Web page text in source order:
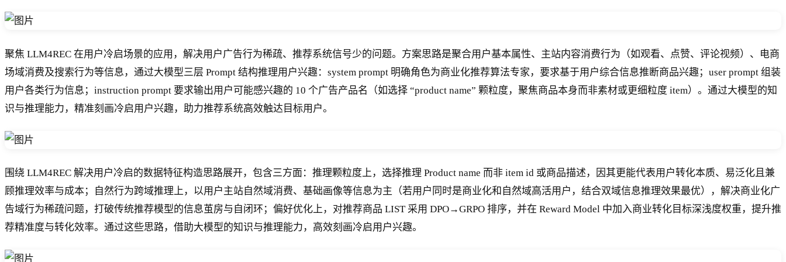
聚焦 LLM4REC 在用户冷启场景的应用，解决用户广告行为稀疏、推荐系统信号少的问题。方案思路是聚合用户基本属性、主站内容消费行为（如观看、点赞、评论视频）、电商
场域消费及搜索行为等信息，通过大模型三层 Prompt 结构推理用户兴趣：system prompt 明确角色为商业化推荐算法专家，要求基于用户综合信息推断商品兴趣；user prompt 组装
用户各类行为信息；instruction prompt 要求输出用户可能感兴趣的 10 个广告产品名（如选择 “product name” 颗粒度，聚焦商品本身而非素材或更细粒度 item）。通过大模型的知
识与推理能力，精准刻画冷启用户兴趣，助力推荐系统高效触达目标用户。
围绕 LLM4REC 解决用户冷启的数据特征构造思路展开，包含三方面：推理颗粒度上，选择推理 Product name 而非 item id 或商品描述，因其更能代表用户转化本质、易泛化且兼
顾推理效率与成本；自然行为跨域推理上，以用户主站自然域消费、基础画像等信息为主（若用户同时是商业化和自然域高活用户，结合双域信息推理效果最优），解决商业化广
告域行为稀疏问题，打破传统推荐模型的信息茧房与自闭环；偏好优化上，对推荐商品 LIST 采用 DPO→GRPO 排序，并在 Reward Model 中加入商业转化目标深浅度权重，提升推
荐精准度与转化效率。通过这些思路，借助大模型的知识与推理能力，高效刻画冷启用户兴趣。